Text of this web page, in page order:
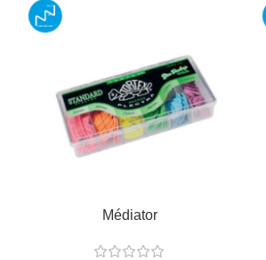
Médiator